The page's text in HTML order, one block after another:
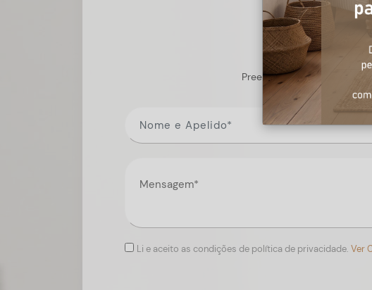
Preencha o formulário, e
Li e aceito as condições de política de privacidade. Ver